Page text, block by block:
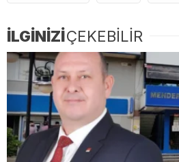
İLGİNİZİÇEKEBİLİR